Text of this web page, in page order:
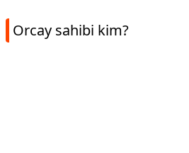
Orcay sahibi kim?